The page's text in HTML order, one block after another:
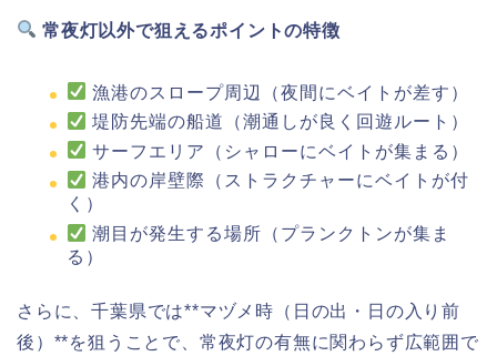
常夜灯以外で狙えるポイントの特徴
漁港のスロープ周辺（夜間にベイトが差す）
堤防先端の船道（潮通しが良く回遊ルート）
サーフエリア（シャローにベイトが集まる）
港内の岸壁際（ストラクチャーにベイトが付
く）
潮目が発生する場所（プランクトンが集ま
る）
さらに、千葉県では**マヅメ時（日の出・日の入り前
後）**を狙うことで、常夜灯の有無に関わらず広範囲で